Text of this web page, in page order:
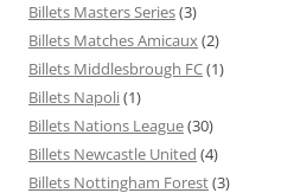
Billets Masters Series(3)
Billets Matches Amicaux(2)
Billets Middlesbrough FC(1)
Billets Napoli(1)
Billets Nations League(30)
Billets Newcastle United (4)
Billets Nottingham Forest(3)